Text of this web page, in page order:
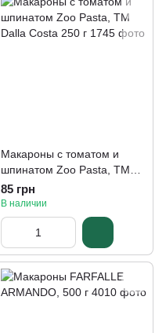
Макароны с томатом и
шпинатом Zoo Pasta, ТМ
Dalla Costa 250 г
85 грн
В наличии